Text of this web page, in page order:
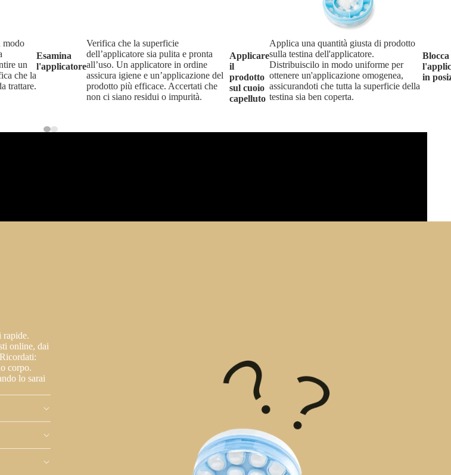
modo
un
che la
trattare.
Esamina
l'applicatore
Verifica che la superficie
dell’applicatore sia pulita e pronta
all’uso. Un applicatore in ordine
assicura igiene e un’applicazione del
prodotto più efficace. Accertati che
non ci siano residui o impurità.
Applicare
il
prodotto
sul cuoio
capelluto
Applica una quantità giusta di prodotto
sulla testina dell'applicatore.
Distribuiscilo in modo uniforme per
ottenere un'applicazione omogenea,
assicurandoti che tutta la superficie della
testina sia ben coperta.
Blocca
in
rapide.
online, dai
corpo.
lo sarai